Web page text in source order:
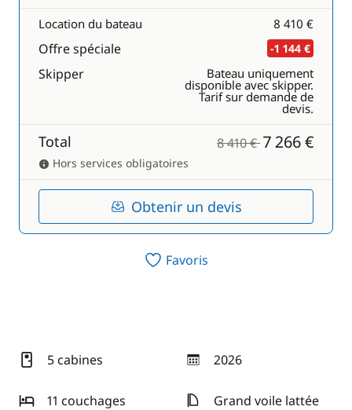
Location du bateau 8 410 €
Offre spéciale -1 144 €
Skipper Bateau uniquement
disponible avec skipper.
Tarif sur demande de
devis.
Total 8 410 €7 266 €
Hors services obligatoires
Obtenir un devis
Favoris
5 cabines 2026
année
11 couchages
Grand voile lattée